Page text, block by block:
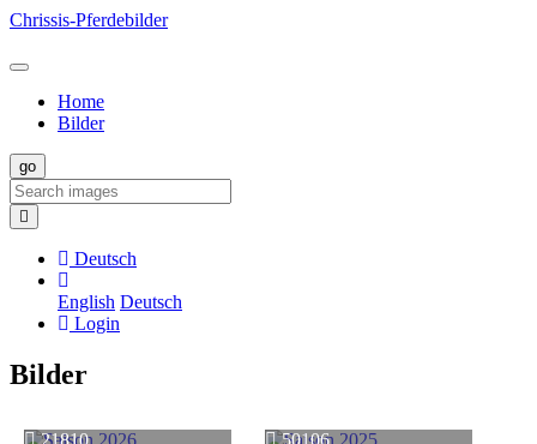
Chrissis-Pferdebilder
Home
Bilder
Deutsch
English Deutsch
Login
Bilder
21810
50106